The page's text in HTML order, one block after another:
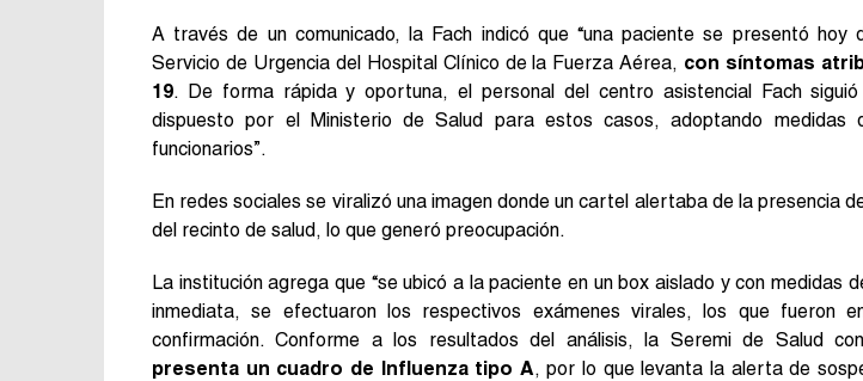
A través de un comunicado, la Fach indicó que “una paciente se presentó hoy
Servicio de Urgencia del Hospital Clínico de la Fuerza Aérea, con síntomas
19. De forma rápida y oportuna, el personal del centro asistencial Fach
dispuesto por el Ministerio de Salud para estos casos, adoptando medidas
funcionarios”.
En redes sociales se viralizó una imagen donde un cartel alertaba de la presencia
del recinto de salud, lo que generó preocupación.
La institución agrega que “se ubicó a la paciente en un box aislado y con medidas
inmediata, se efectuaron los respectivos exámenes virales, los que fueron
confirmación. Conforme a los resultados del análisis, la Seremi de Salud
presenta un cuadro de Influenza tipo A, por lo que levanta la alerta de